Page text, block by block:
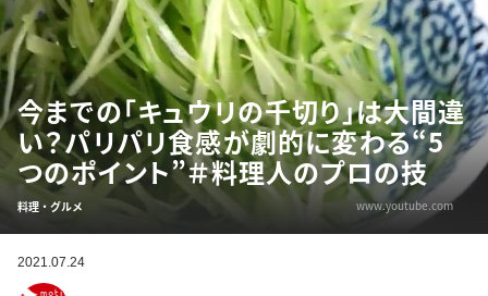
今までの「キュウリの千切り」は大間違
い？パリパリ食感が劇的に変わる“5
つのポイント”＃料理人のプロの技
料理・グルメ www.youtube.com
2021.07.24